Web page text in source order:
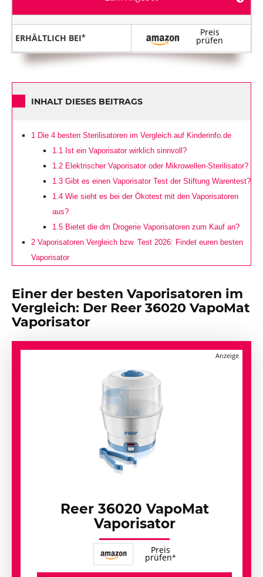
ERHÄLTLICH BEI
Preis
prüfen
INHALT DIESES BEITRAGS
1 Die 4 besten Sterilisatoren im Vergleich auf Kinderinfo.de
1.1Ist ein Vaporisator wirklich sinnvoll?
1.2Elektrischer Vaporisator oder Mikrowellen-Sterilisator?
1.3Gibt es einen Vaporisator Test der Stiftung Warentest?
1.4Wie sieht es bei der Ökotest mit den Vaporisatoren
aus?
1.5Bietet die dm Drogerie Vaporisatoren zum Kauf an?
2 Vaporisatoren Vergleich bzw. Test 2026: Findet euren besten
Vaporisator
Einer der besten Vaporisatoren im
Vergleich: Der Reer 36020 VapoMat
Vaporisator
Reer 36020 VapoMat
Vaporisator
Preis
prüfen